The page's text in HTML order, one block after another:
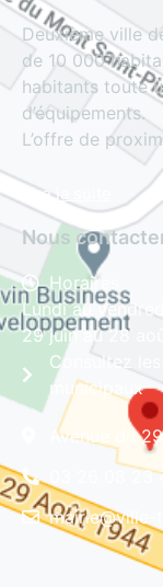
Deuxième ville
de 10 000
habitants toute
d’équipements.
L’offre de
Lire la suite
Nous
Horaires
Lundi au
29 juin au 28
Consultez
municipaux
Avenue du
03 26 08 23
mairie@ville-